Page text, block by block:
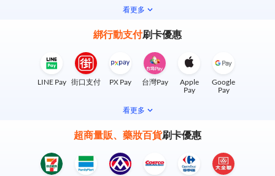
看更多
綁行動支付刷卡優惠
LINE Pay 街口支付 PX Pay 台灣Pay
Apple
Pay
Google
Pay
看更多
超商量販、藥妝百貨刷卡優惠